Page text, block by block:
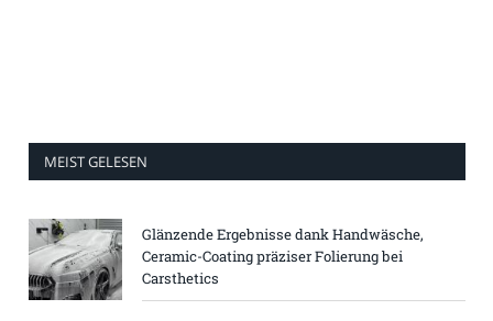
MEIST GELESEN
Glänzende Ergebnisse dank Handwäsche,
Ceramic-Coating präziser Folierung bei
Carsthetics